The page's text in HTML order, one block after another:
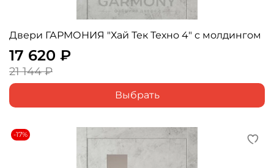
Двери ГАРМОНИЯ "Хай Тек Техно 4" с молдингом
17 620 ₽
21 144 ₽
Выбрать
-17%